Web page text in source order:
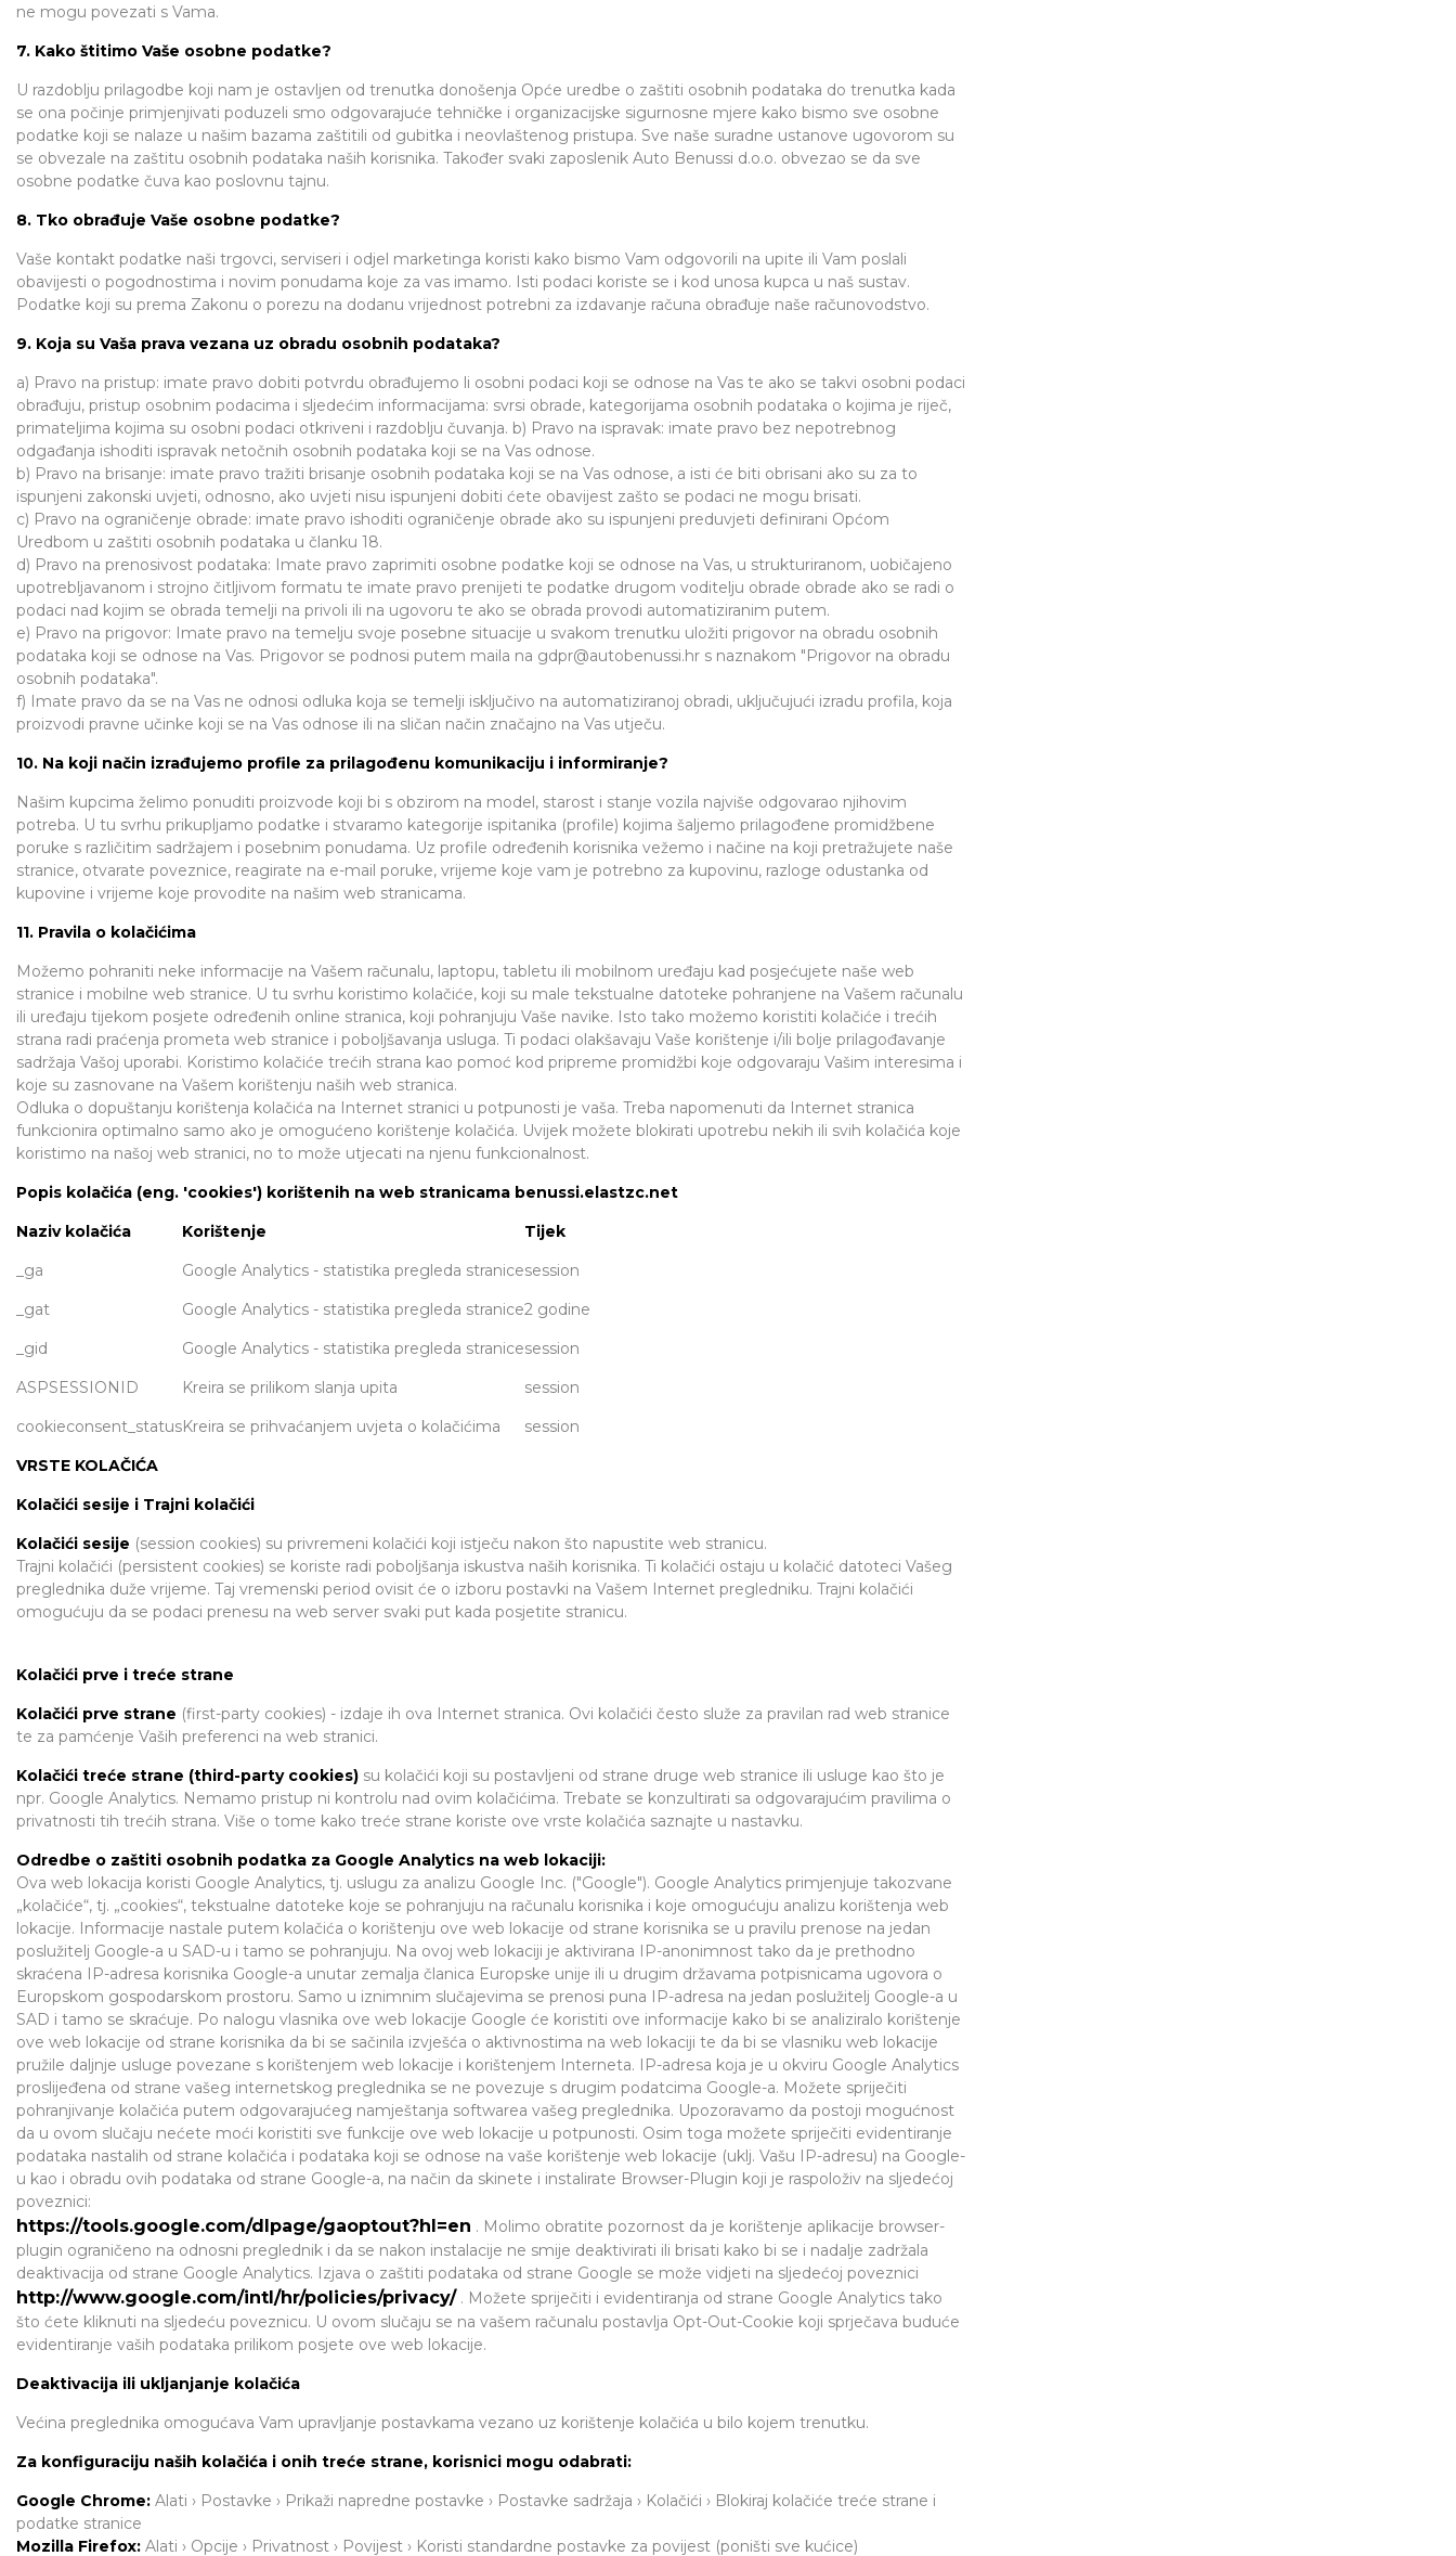
ne mogu povezati s Vama.
7. Kako štitimo Vaše osobne podatke?
U razdoblju prilagodbe koji nam je ostavljen od trenutka donošenja Opće uredbe o zaštiti osobnih podataka do trenutka kada
se ona počinje primjenjivati poduzeli smo odgovarajuće tehničke i organizacijske sigurnosne mjere kako bismo sve osobne
podatke koji se nalaze u našim bazama zaštitili od gubitka i neovlaštenog pristupa. Sve naše suradne ustanove ugovorom su
se obvezale na zaštitu osobnih podataka naših korisnika. Također svaki zaposlenik Auto Benussi d.o.o. obvezao se da sve
osobne podatke čuva kao poslovnu tajnu.
8. Tko obrađuje Vaše osobne podatke?
Vaše kontakt podatke naši trgovci, serviseri i odjel marketinga koristi kako bismo Vam odgovorili na upite ili Vam poslali
obavijesti o pogodnostima i novim ponudama koje za vas imamo. Isti podaci koriste se i kod unosa kupca u naš sustav.
Podatke koji su prema Zakonu o porezu na dodanu vrijednost potrebni za izdavanje računa obrađuje naše računovodstvo.
9. Koja su Vaša prava vezana uz obradu osobnih podataka?
a) Pravo na pristup: imate pravo dobiti potvrdu obrađujemo li osobni podaci koji se odnose na Vas te ako se takvi osobni podaci
obrađuju, pristup osobnim podacima i sljedećim informacijama: svrsi obrade, kategorijama osobnih podataka o kojima je riječ,
primateljima kojima su osobni podaci otkriveni i razdoblju čuvanja. b) Pravo na ispravak: imate pravo bez nepotrebnog
odgađanja ishoditi ispravak netočnih osobnih podataka koji se na Vas odnose.
b) Pravo na brisanje: imate pravo tražiti brisanje osobnih podataka koji se na Vas odnose, a isti će biti obrisani ako su za to
ispunjeni zakonski uvjeti, odnosno, ako uvjeti nisu ispunjeni dobiti ćete obavijest zašto se podaci ne mogu brisati.
c) Pravo na ograničenje obrade: imate pravo ishoditi ograničenje obrade ako su ispunjeni preduvjeti definirani Općom
Uredbom u zaštiti osobnih podataka u članku 18.
d) Pravo na prenosivost podataka: Imate pravo zaprimiti osobne podatke koji se odnose na Vas, u strukturiranom, uobičajeno
upotrebljavanom i strojno čitljivom formatu te imate pravo prenijeti te podatke drugom voditelju obrade obrade ako se radi o
podaci nad kojim se obrada temelji na privoli ili na ugovoru te ako se obrada provodi automatiziranim putem.
e) Pravo na prigovor: Imate pravo na temelju svoje posebne situacije u svakom trenutku uložiti prigovor na obradu osobnih
podataka koji se odnose na Vas. Prigovor se podnosi putem maila na gdpr@autobenussi.hr s naznakom "Prigovor na obradu
osobnih podataka".
f) Imate pravo da se na Vas ne odnosi odluka koja se temelji isključivo na automatiziranoj obradi, uključujući izradu profila, koja
proizvodi pravne učinke koji se na Vas odnose ili na sličan način značajno na Vas utječu.
10. Na koji način izrađujemo profile za prilagođenu komunikaciju i informiranje?
Našim kupcima želimo ponuditi proizvode koji bi s obzirom na model, starost i stanje vozila najviše odgovarao njihovim
potreba. U tu svrhu prikupljamo podatke i stvaramo kategorije ispitanika (profile) kojima šaljemo prilagođene promidžbene
poruke s različitim sadržajem i posebnim ponudama. Uz profile određenih korisnika vežemo i načine na koji pretražujete naše
stranice, otvarate poveznice, reagirate na e-mail poruke, vrijeme koje vam je potrebno za kupovinu, razloge odustanka od
kupovine i vrijeme koje provodite na našim web stranicama.
11. Pravila o kolačićima
Možemo pohraniti neke informacije na Vašem računalu, laptopu, tabletu ili mobilnom uređaju kad posjećujete naše web
stranice i mobilne web stranice. U tu svrhu koristimo kolačiće, koji su male tekstualne datoteke pohranjene na Vašem računalu
ili uređaju tijekom posjete određenih online stranica, koji pohranjuju Vaše navike. Isto tako možemo koristiti kolačiće i trećih
strana radi praćenja prometa web stranice i poboljšavanja usluga. Ti podaci olakšavaju Vaše korištenje i/ili bolje prilagođavanje
sadržaja Vašoj uporabi. Koristimo kolačiće trećih strana kao pomoć kod pripreme promidžbi koje odgovaraju Vašim interesima i
koje su zasnovane na Vašem korištenju naših web stranica.
Odluka o dopuštanju korištenja kolačića na Internet stranici u potpunosti je vaša. Treba napomenuti da Internet stranica
funkcionira optimalno samo ako je omogućeno korištenje kolačića. Uvijek možete blokirati upotrebu nekih ili svih kolačića koje
koristimo na našoj web stranici, no to može utjecati na njenu funkcionalnost.
Popis kolačića (eng. 'cookies') korištenih na web stranicama benussi.elastzc.net
Naziv kolačića
_ga
_gat
_gid
ASPSESSIONID
cookieconsent_status
Korištenje
Google Analytics - statistika pregleda stranice
Google Analytics - statistika pregleda stranice
Google Analytics - statistika pregleda stranice
Kreira se prilikom slanja upita
Kreira se prihvaćanjem uvjeta o kolačićima
Tijek
session
2 godine
session
session
session
VRSTE KOLAČIĆA
Kolačići sesije i Trajni kolačići
Kolačići sesije (session cookies) su privremeni kolačići koji istječu nakon što napustite web stranicu.
Trajni kolačići (persistent cookies) se koriste radi poboljšanja iskustva naših korisnika. Ti kolačići ostaju u kolačić datoteci Vašeg
preglednika duže vrijeme. Taj vremenski period ovisit će o izboru postavki na Vašem Internet pregledniku. Trajni kolačići
omogućuju da se podaci prenesu na web server svaki put kada posjetite stranicu.
Kolačići prve i treće strane
Kolačići prve strane (first-party cookies) - izdaje ih ova Internet stranica. Ovi kolačići često služe za pravilan rad web stranice
te za pamćenje Vaših preferenci na web stranici.
Kolačići treće strane (third-party cookies) su kolačići koji su postavljeni od strane druge web stranice ili usluge kao što je
npr. Google Analytics. Nemamo pristup ni kontrolu nad ovim kolačićima. Trebate se konzultirati sa odgovarajućim pravilima o
privatnosti tih trećih strana. Više o tome kako treće strane koriste ove vrste kolačića saznajte u nastavku.
Odredbe o zaštiti osobnih podatka za Google Analytics na web lokaciji:
Ova web lokacija koristi Google Analytics, tj. uslugu za analizu Google Inc. ("Google"). Google Analytics primjenjuje takozvane
„kolačiće“, tj. „cookies“, tekstualne datoteke koje se pohranjuju na računalu korisnika i koje omogućuju analizu korištenja web
lokacije. Informacije nastale putem kolačića o korištenju ove web lokacije od strane korisnika se u pravilu prenose na jedan
poslužitelj Google-a u SAD-u i tamo se pohranjuju. Na ovoj web lokaciji je aktivirana IP-anonimnost tako da je prethodno
skraćena IP-adresa korisnika Google-a unutar zemalja članica Europske unije ili u drugim državama potpisnicama ugovora o
Europskom gospodarskom prostoru. Samo u iznimnim slučajevima se prenosi puna IP-adresa na jedan poslužitelj Google-a u
SAD i tamo se skraćuje. Po nalogu vlasnika ove web lokacije Google će koristiti ove informacije kako bi se analiziralo korištenje
ove web lokacije od strane korisnika da bi se sačinila izvješća o aktivnostima na web lokaciji te da bi se vlasniku web lokacije
pružile daljnje usluge povezane s korištenjem web lokacije i korištenjem Interneta. IP-adresa koja je u okviru Google Analytics
proslijeđena od strane vašeg internetskog preglednika se ne povezuje s drugim podatcima Google-a. Možete spriječiti
pohranjivanje kolačića putem odgovarajućeg namještanja softwarea vašeg preglednika. Upozoravamo da postoji mogućnost
da u ovom slučaju nećete moći koristiti sve funkcije ove web lokacije u potpunosti. Osim toga možete spriječiti evidentiranje
podataka nastalih od strane kolačića i podataka koji se odnose na vaše korištenje web lokacije (uklj. Vašu IP-adresu) na Google-
u kao i obradu ovih podataka od strane Google-a, na način da skinete i instalirate Browser-Plugin koji je raspoloživ na sljedećoj
poveznici:
https://tools.google.com/dlpage/gaoptout?hl=en . Molimo obratite pozornost da je korištenje aplikacije browser-
plugin ograničeno na odnosni preglednik i da se nakon instalacije ne smije deaktivirati ili brisati kako bi se i nadalje zadržala
deaktivacija od strane Google Analytics. Izjava o zaštiti podataka od strane Google se može vidjeti na sljedećoj poveznici
http://www.google.com/intl/hr/policies/privacy/. Možete spriječiti i evidentiranja od strane Google Analytics tako
što ćete kliknuti na sljedeću poveznicu. U ovom slučaju se na vašem računalu postavlja Opt-Out-Cookie koji sprječava buduće
evidentiranje vaših podataka prilikom posjete ove web lokacije.
Deaktivacija ili ukljanjanje kolačića
Većina preglednika omogućava Vam upravljanje postavkama vezano uz korištenje kolačića u bilo kojem trenutku.
Za konfiguraciju naših kolačića i onih treće strane, korisnici mogu odabrati:
Google Chrome: Alati › Postavke › Prikaži napredne postavke › Postavke sadržaja › Kolačići › Blokiraj kolačiće treće strane i
podatke stranice
Mozilla Firefox: Alati › Opcije › Privatnost › Povijest › Koristi standardne postavke za povijest (poništi sve kućice)